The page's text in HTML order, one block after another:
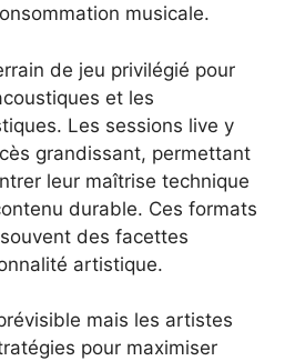
musicale.
de jeu privilégié pour
et les
Les sessions live y
grandissant, permettant
leur maîtrise technique
durable. Ces formats
des facettes
artistique.
mais les artistes
pour maximiser